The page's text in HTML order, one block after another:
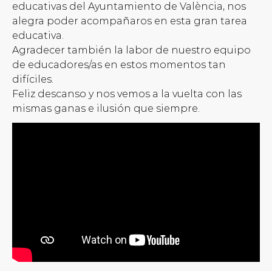
educativas del Ayuntamiento de València, nos
alegra poder acompañaros en esta gran tarea
educativa.
Agradecer también la labor de nuestro equipo
de educadores/as en estos momentos tan
difíciles.
Feliz descanso y nos vemos a la vuelta con las
mismas ganas e ilusión que siempre.